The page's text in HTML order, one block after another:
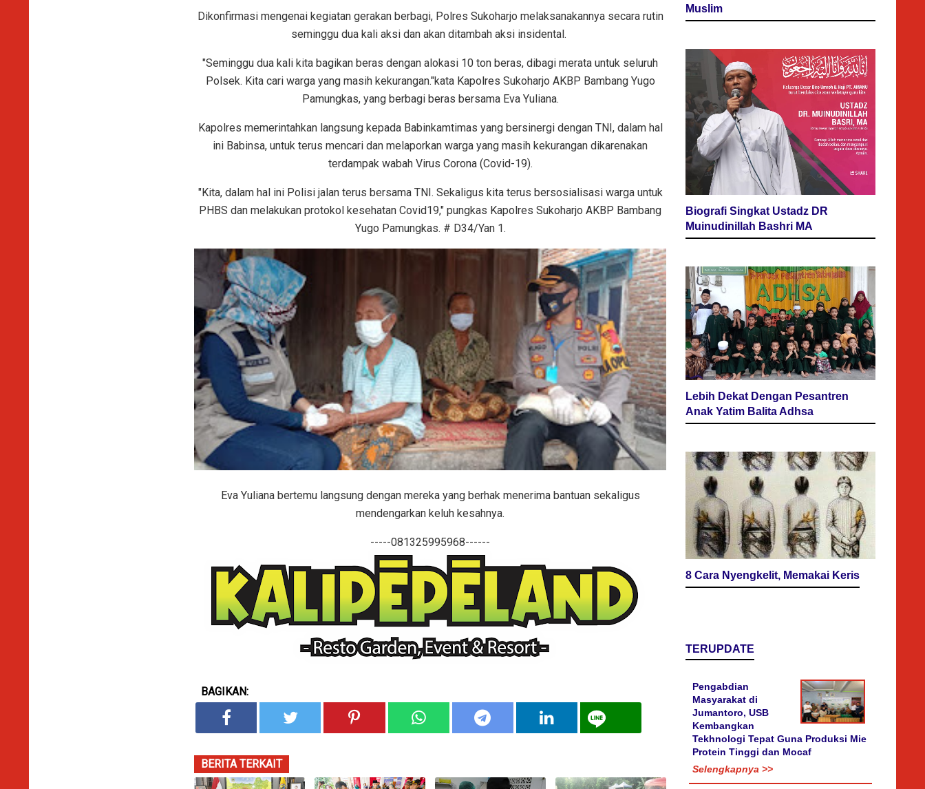
Dikonfirmasi mengenai kegiatan gerakan berbagi, Polres Sukoharjo melaksanakannya secara rutin
seminggu dua kali aksi dan akan ditambah aksi insidental.
"Seminggu dua kali kita bagikan beras dengan alokasi 10 ton beras, dibagi merata untuk seluruh
Polsek. Kita cari warga yang masih kekurangan."kata Kapolres Sukoharjo AKBP Bambang Yugo
Pamungkas, yang berbagi beras bersama Eva Yuliana.
Kapolres memerintahkan langsung kepada Babinkamtimas yang bersinergi dengan TNI, dalam hal
ini Babinsa, untuk terus mencari dan melaporkan warga yang masih kekurangan dikarenakan
terdampak wabah Virus Corona (Covid-19).
"Kita, dalam hal ini Polisi jalan terus bersama TNI. Sekaligus kita terus bersosialisasi warga untuk
PHBS dan melakukan protokol kesehatan Covid19," pungkas Kapolres Sukoharjo AKBP Bambang
Yugo Pamungkas. # D34/Yan 1.
Eva Yuliana bertemu langsung dengan mereka yang berhak menerima bantuan sekaligus
mendengarkan keluh kesahnya.
-----081325995968------
BAGIKAN:
BERITA TERKAIT
Muslim
Biografi Singkat Ustadz DR
Muinudinillah Bashri MA
Lebih Dekat Dengan Pesantren
Anak Yatim Balita Adhsa
8 Cara Nyengkelit, Memakai Keris
TERUPDATE
Pengabdian
Masyarakat di
Jumantoro, USB
Kembangkan
Tekhnologi Tepat Guna Produksi Mie
Protein Tinggi dan Mocaf
Selengkapnya >>